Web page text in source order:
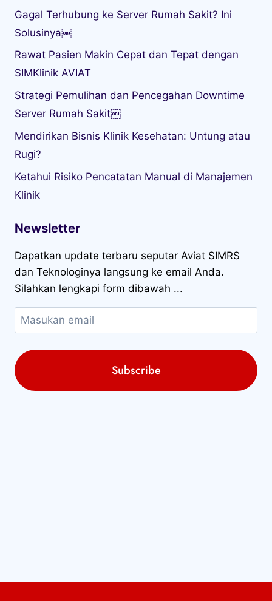
Gagal Terhubung ke Server Rumah Sakit? Ini
Solusinya￼
Rawat Pasien Makin Cepat dan Tepat dengan
SIMKlinik AVIAT
Strategi Pemulihan dan Pencegahan Downtime
Server Rumah Sakit￼
Mendirikan Bisnis Klinik Kesehatan: Untung atau
Rugi?
Ketahui Risiko Pencatatan Manual di Manajemen
Klinik
Newsletter
Dapatkan update terbaru seputar Aviat SIMRS
dan Teknologinya langsung ke email Anda.
Silahkan lengkapi form dibawah ...